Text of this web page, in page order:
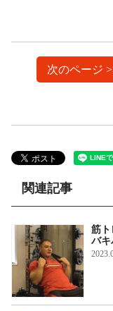
次のページ
関連記事
筋ト
バキ